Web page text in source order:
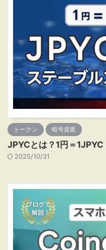
トークン 暗号資産
JPYCとは？1円＝1JPYC
2025/10/31